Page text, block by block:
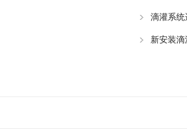
滴灌系统
新安装滴